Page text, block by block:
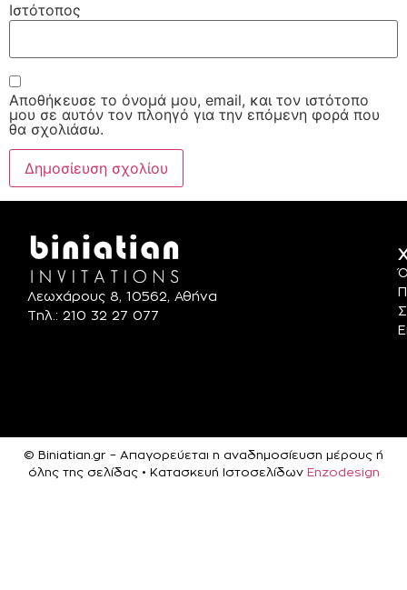
Ιστότοπος
Αποθήκευσε το όνομά μου, email, και τον ιστότοπο
μου σε αυτόν τον πλοηγό για την επόμενη φορά που
θα σχολιάσω.
Λεωχάρους 8, 10562, Αθήνα
Τηλ.: 210 32 27 077
© Biniatian.gr – Απαγορεύεται η αναδημοσίευση μέρους ή
όλης της σελίδας • Κατασκευή Ιστοσελίδων Enzodesign